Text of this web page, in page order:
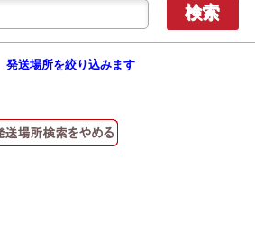
検索
発送場所を絞り込みます